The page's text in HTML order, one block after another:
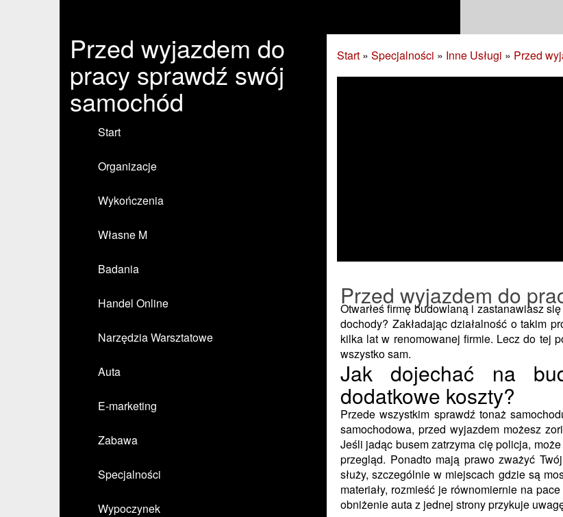
Przed wyjazdem do
pracy sprawdź swój
samochód
Start
Organizacje
Wykończenia
Własne M
Badania
Handel Online
Narzędzia Warsztatowe
Auta
E-marketing
Zabawa
Specjalności
Wypoczynek
Start » Specjalności » Inne Usługi » Przed
Przed wyjazdem do
Otwarłeś firmę budowlaną i zastanawiasz
dochody? Zakładając działalność o takim
kilka lat w renomowanej firmie. Lecz do tej
wszystko sam.
Jak dojechać na
dodatkowe koszty?
Przede wszystkim sprawdź tonaż
samochodowa, przed wyjazdem możesz
Jeśli jadąc busem zatrzyma cię policja,
przegląd. Ponadto mają prawo zważyć
służy, szczególnie w miejscach gdzie są
materiały, rozmieść je równomiernie na
obniżenie auta z jednej strony przykuje